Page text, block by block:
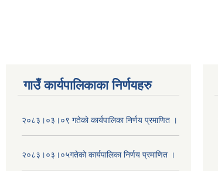
गाउँ कार्यपालिकाका निर्णयहरु
२०८३।०३।०९ गतेको कार्यपालिका निर्णय प्रमाणित ।
२०८३।०३।०५गतेको कार्यपालिका निर्णय प्रमाणित ।